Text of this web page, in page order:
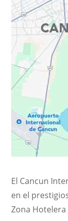
El Cancun
en el
Zona Hotelera